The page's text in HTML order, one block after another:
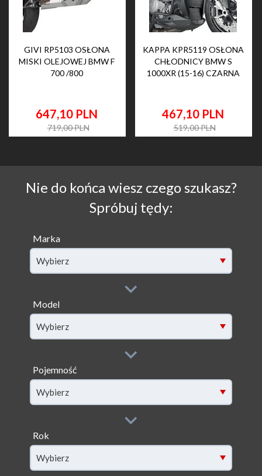
GIVI RP5103 OSŁONA
MISKI OLEJOWEJ BMW F
700 /800
647,10 PLN
719,00 PLN
KAPPA KPR5119 OSŁONA
CHŁODNICY BMW S
1000XR (15-16) CZARNA
467,10 PLN
519,00 PLN
Nie do końca wiesz czego szukasz?
Spróbuj tędy:
Marka
Wybierz
Model
filter[model]
Wybierz
Pojemność
filter[capacity]
Wybierz
Rok
filter[year]
Wybierz